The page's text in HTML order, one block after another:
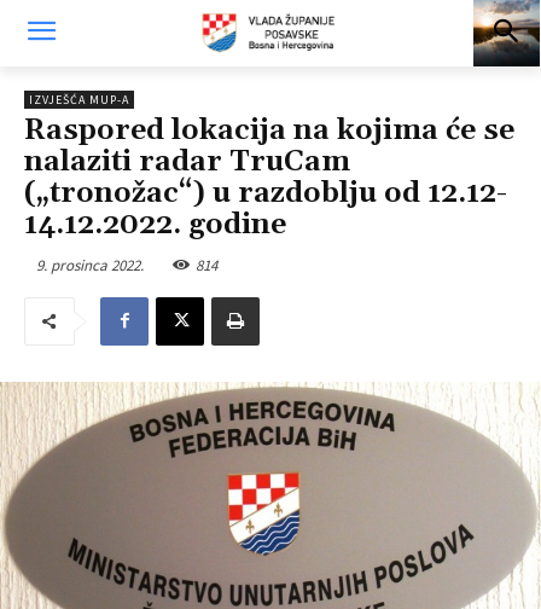
IZVJEŠĆA MUP-A
Raspored lokacija na kojima će se
nalaziti radar TruCam
(„tronožac“) u razdoblju od 12.12-
14.12.2022. godine
9. prosinca 2022. 814